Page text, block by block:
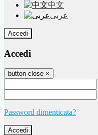
中文
عربى
Accedi
Accedi
button close ×
Password dimenticata?